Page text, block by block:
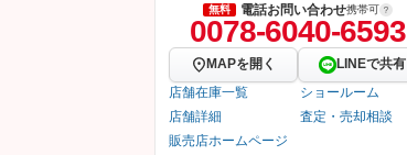
無料 電話お問い合わせ携帯可
0078-6040-6593
MAPを開く
LINEで共有
店舗在庫一覧
ショールーム
店舗詳細
査定・売却相談
販売店ホームページ